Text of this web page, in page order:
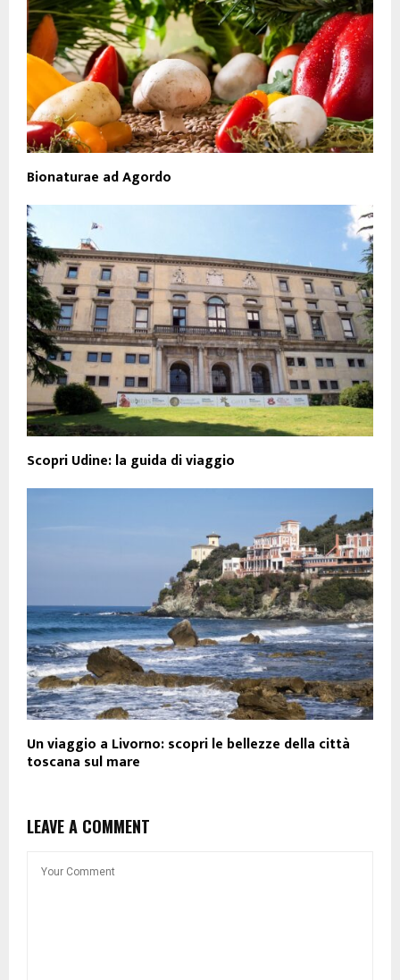
Bionaturae ad Agordo
Scopri Udine: la guida di viaggio
Un viaggio a Livorno: scopri le bellezze della città
toscana sul mare
LEAVE A COMMENT